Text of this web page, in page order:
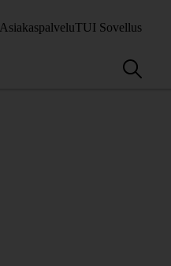
AsiakaspalveluTUI Sovellus